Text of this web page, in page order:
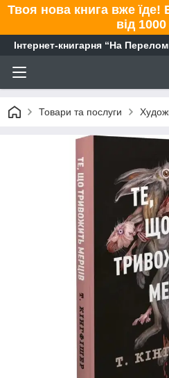
Твоя нова книга вже їде!
від
Інтернет-книгарня “На
Товари та послуги